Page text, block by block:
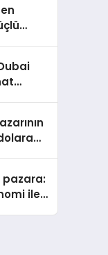
pazara:
ile